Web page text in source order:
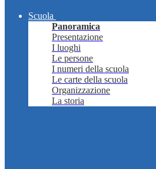
Scuola
Panoramica
Presentazione
I luoghi
Le persone
I numeri della scuola
Le carte della scuola
Organizzazione
La storia